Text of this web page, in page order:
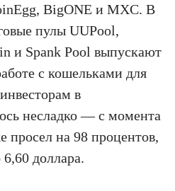
BigONE и MXC. В
пулы UUPool,
и Spank Pool выпускают
с кошельками для
в
несладко — с момента
просел на 98 процентов,
доллара.